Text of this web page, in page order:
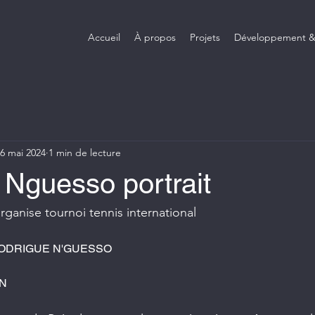
Accueil À propos Projets Développement
portrait
6 mai 2024 1 min de lecture
tournoi tennis international
N'GUESSO